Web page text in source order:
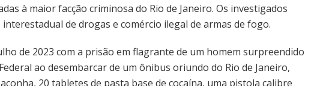
à maior facção criminosa do Rio de Janeiro. Os investigados
de drogas e comércio ilegal de armas de fogo.
de 2023 com a prisão em flagrante de um homem surpreendido
ao desembarcar de um ônibus oriundo do Rio de Janeiro,
20 tabletes de pasta base de cocaína, uma pistola calibre